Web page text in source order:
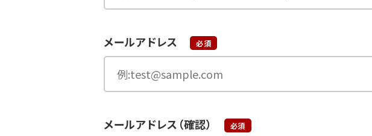
メールアドレス 必須
メールアドレス（確認） 必須